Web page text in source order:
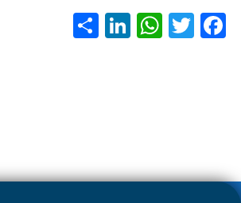
F
ac
T
wi
W
h
p
Li
nk